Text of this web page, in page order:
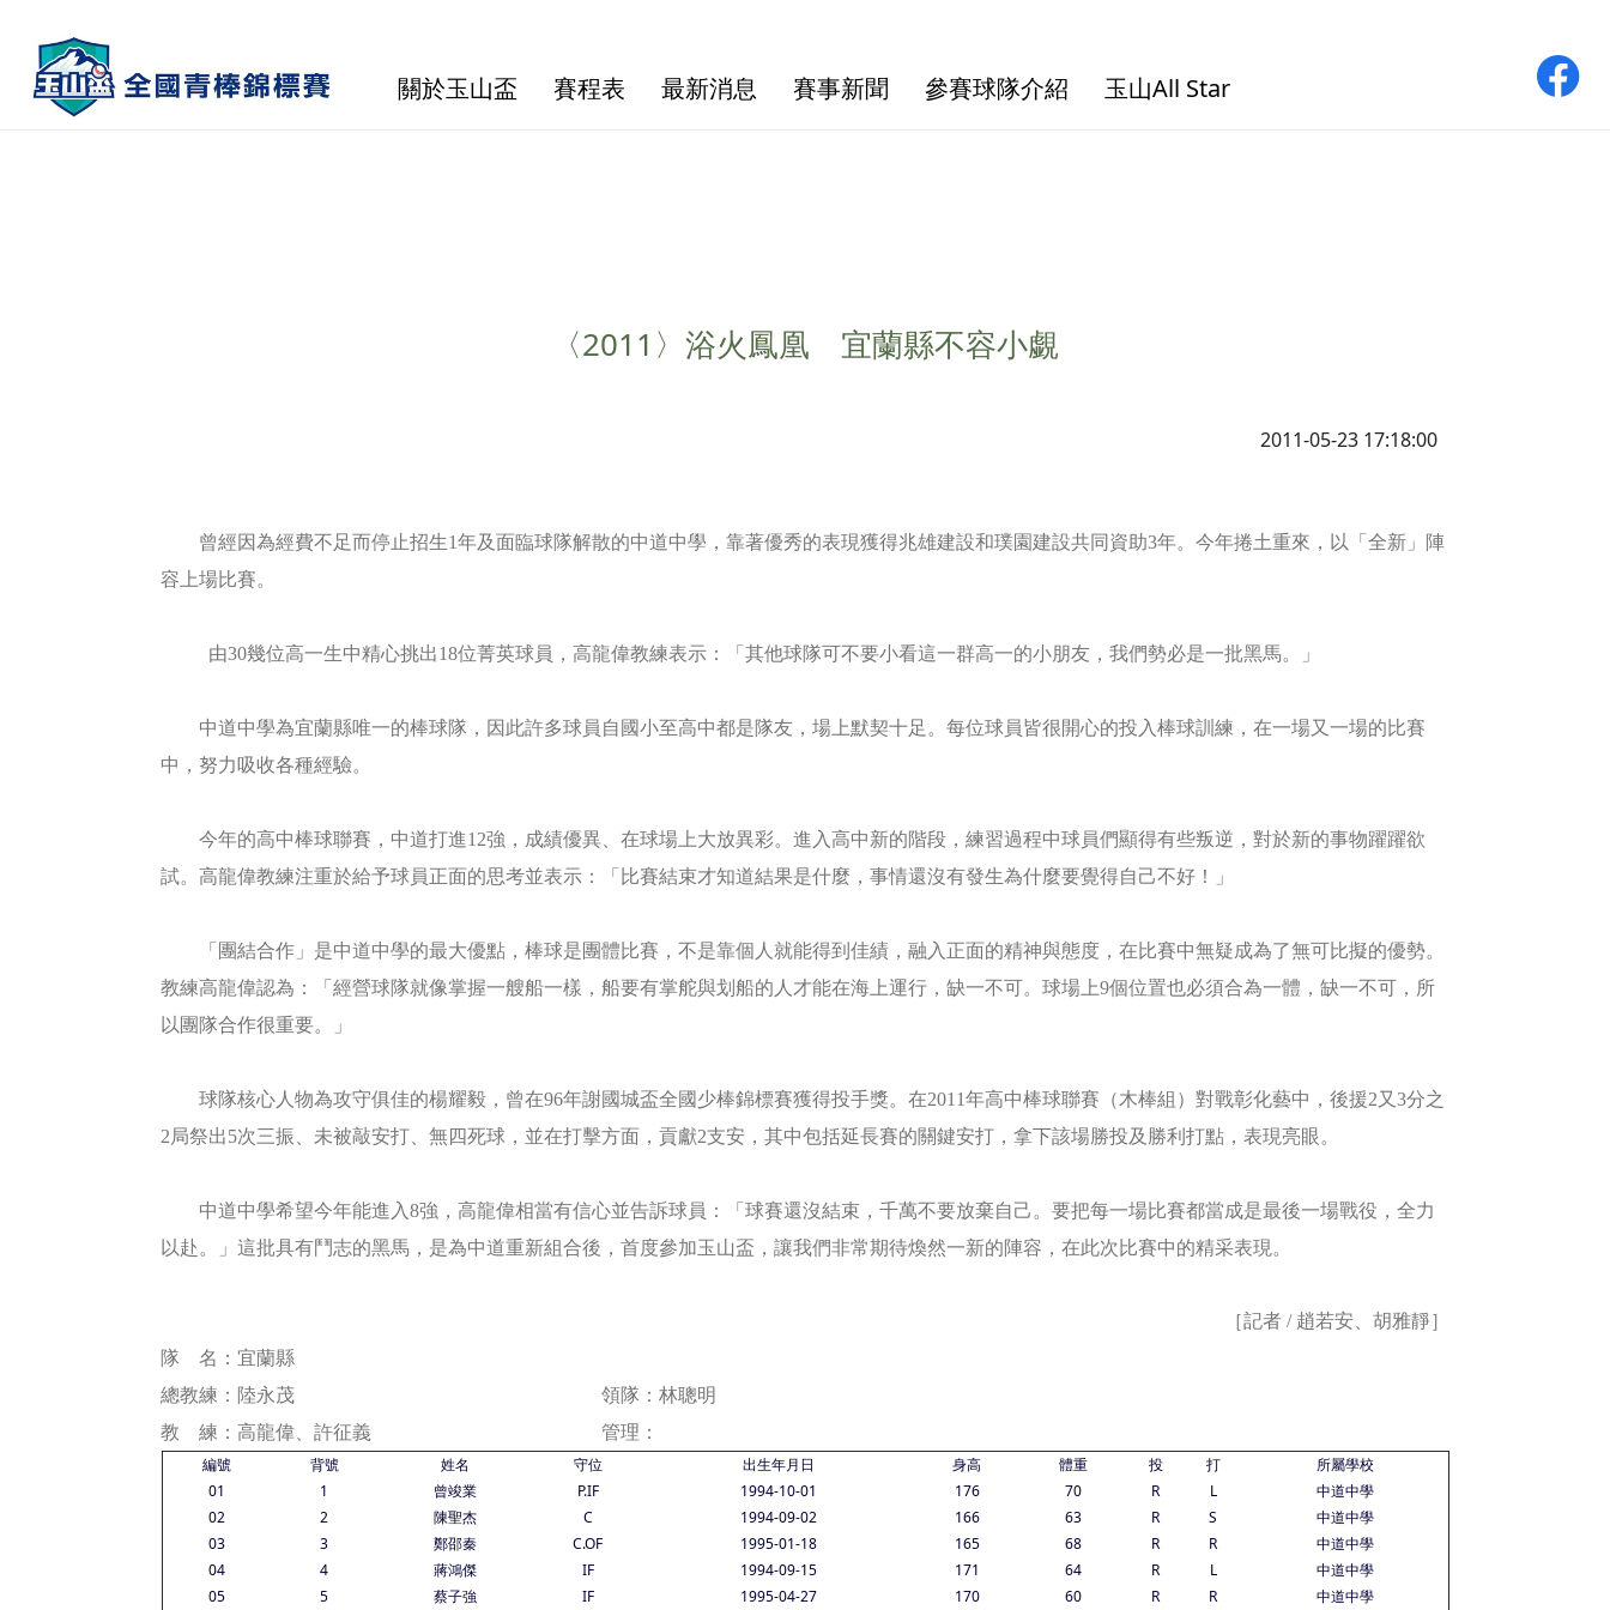
關於玉山盃 賽程表 最新消息 賽事新聞 參賽球隊介紹 玉山All Star
〈2011〉浴火鳳凰 宜蘭縣不容小覷
2011-05-23 17:18:00
曾經因為經費不足而停止招生1年及面臨球隊解散的中道中學，靠著優秀的表現獲得兆雄建設和璞園建設共同資助3年。今年捲土重來，以「全新」陣
容上場比賽。
由30幾位高一生中精心挑出18位菁英球員，高龍偉教練表示：「其他球隊可不要小看這一群高一的小朋友，我們勢必是一批黑馬。」
中道中學為宜蘭縣唯一的棒球隊，因此許多球員自國小至高中都是隊友，場上默契十足。每位球員皆很開心的投入棒球訓練，在一場又一場的比賽
中，努力吸收各種經驗。
今年的高中棒球聯賽，中道打進12強，成績優異、在球場上大放異彩。進入高中新的階段，練習過程中球員們顯得有些叛逆，對於新的事物躍躍欲
試。高龍偉教練注重於給予球員正面的思考並表示：「比賽結束才知道結果是什麼，事情還沒有發生為什麼要覺得自己不好！」
「團結合作」是中道中學的最大優點，棒球是團體比賽，不是靠個人就能得到佳績，融入正面的精神與態度，在比賽中無疑成為了無可比擬的優勢。
教練高龍偉認為：「經營球隊就像掌握一艘船一樣，船要有掌舵與划船的人才能在海上運行，缺一不可。球場上9個位置也必須合為一體，缺一不可，所
以團隊合作很重要。」
球隊核心人物為攻守俱佳的楊耀毅，曾在96年謝國城盃全國少棒錦標賽獲得投手獎。在2011年高中棒球聯賽（木棒組）對戰彰化藝中，後援2又3分之
2局祭出5次三振、未被敲安打、無四死球，並在打擊方面，貢獻2支安，其中包括延長賽的關鍵安打，拿下該場勝投及勝利打點，表現亮眼。
中道中學希望今年能進入8強，高龍偉相當有信心並告訴球員：「球賽還沒結束，千萬不要放棄自己。要把每一場比賽都當成是最後一場戰役，全力
以赴。」這批具有鬥志的黑馬，是為中道重新組合後，首度參加玉山盃，讓我們非常期待煥然一新的陣容，在此次比賽中的精采表現。
［記者 / 趙若安、胡雅靜］
隊 名：宜蘭縣
總教練：陸永茂 領隊：林聰明
教 練：高龍偉、許征義 管理：
編號
背號 姓名 守位 出生年月日 身高 體重 投 打
所屬學校
01
1 曾竣業 P.IF 1994-10-01 176 70 R L
中道中學
02
2 陳聖杰 C 1994-09-02 166 63 R S
中道中學
03
3 鄭邵秦 C.OF 1995-01-18 165 68 R R
中道中學
04
4 蔣鴻傑 IF 1994-09-15 171 64 R L
中道中學
05
5 蔡子強 IF 1995-04-27 170 60 R R 中道中學